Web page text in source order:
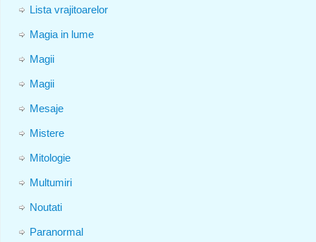
Lista vrajitoarelor
Magia in lume
Magii
Magii
Mesaje
Mistere
Mitologie
Multumiri
Noutati
Paranormal